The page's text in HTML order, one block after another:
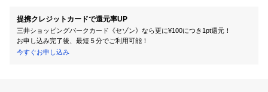
提携クレジットカードで還元率UP
三井ショッピングパークカード《セゾン》なら更に¥100につき1pt還元！
お申し込み完了後、最短５分でご利用可能！
今すぐお申し込み